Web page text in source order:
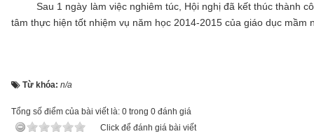
Sau 1 ngày làm việc nghiêm túc, Hội nghị đã kết thúc thành
tâm thực hiện tốt nhiệm vụ năm học 2014-2015 của giáo dục mầm
Từ khóa: n/a
Tổng số điểm của bài viết là: 0 trong 0 đánh giá
Click để đánh giá bài viết